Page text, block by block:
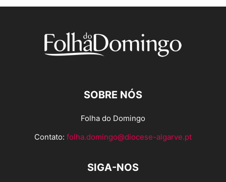
SOBRE NÓS
Folha do Domingo
Contato: folha.domingo@diocese-algarve.pt
SIGA-NOS